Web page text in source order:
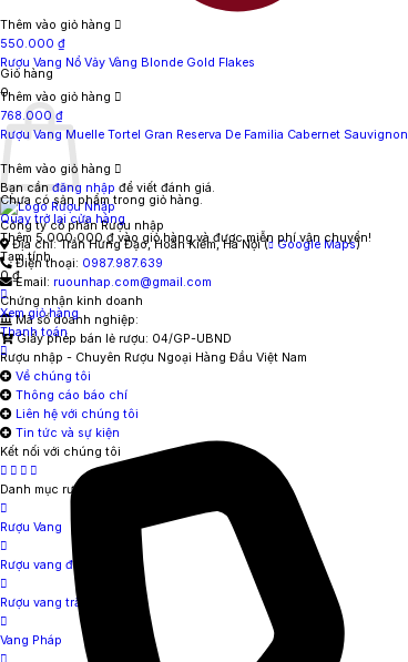
Giỏ hàng
0
Chưa có sản phẩm trong giỏ hàng.
Quay trở lại cửa hàng
Thêm 5.000.000₫ vào giỏ hàng và được miễn phí vận chuyển!
Tạm tính
0₫
Xem giỏ hàng
Thanh toán
Thêm vào giỏ hàng
550.000 ₫
Rượu Vang Nổ Vảy Vàng Blonde Gold Flakes
Thêm vào giỏ hàng
768.000 ₫
Rượu Vang Muelle Tortel Gran Reserva De Familia Cabernet Sauvignon
Thêm vào giỏ hàng
Bạn cầnđăng nhập để viết đánh giá.
Công ty cổ phần Rượu nhập
Địa chỉ:Trần Hưng Đạo, Hoàn Kiếm, Hà Nội( Google Maps)
Điện thoại: 0987.987.639
Email: ruounhap.com@gmail.com
Chứng nhận kinh doanh
Mã số doanh nghiệp:
Giấy phép bán lẻ rượu: 04/GP-UBND
Rượu nhập - Chuyên Rượu Ngoại Hàng Đầu Việt Nam
Về chúng tôi
Thông cáo báo chí
Liên hệ với chúng tôi
Tin tức và sự kiện
Kết nối với chúng tôi
Danh mục rượu ngoại
Rượu Vang
Rượu vang đỏ
Rượu vang trắng
Vang Pháp